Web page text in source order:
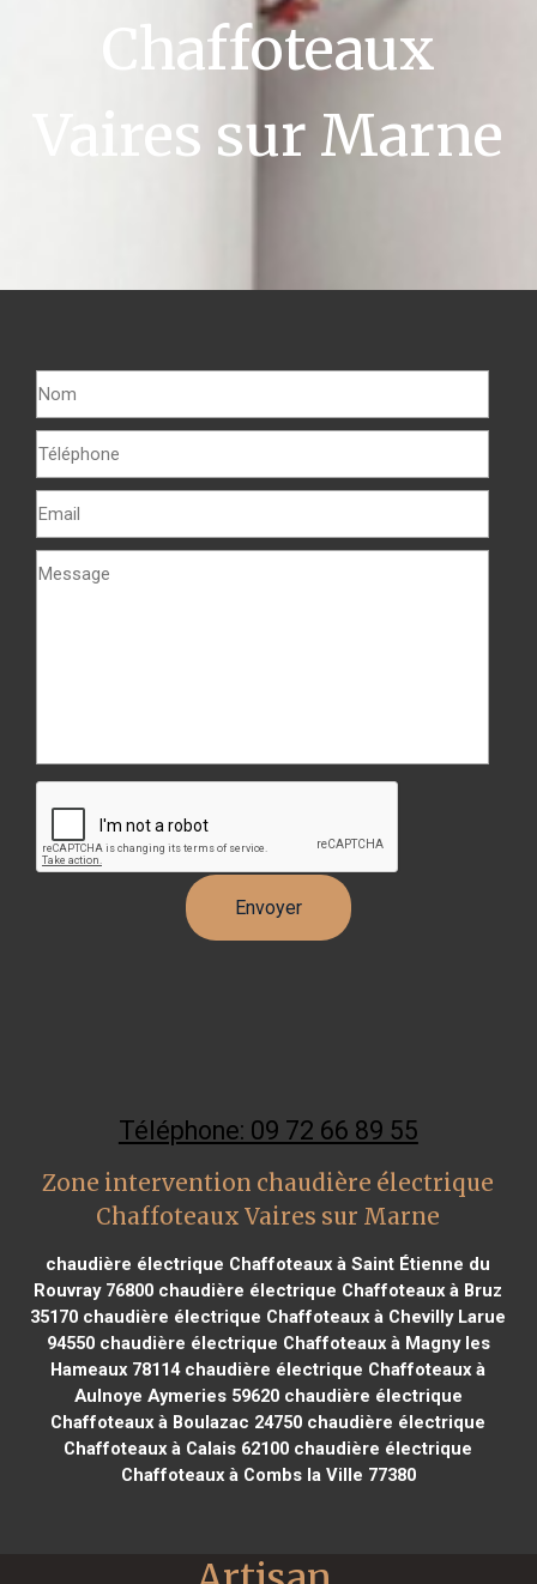
Chaffoteaux
Vaires sur Marne
Téléphone: 09 72 66 89 55
Zone intervention chaudière électrique
Chaffoteaux Vaires sur Marne
chaudière électrique Chaffoteaux à Saint Étienne du
Rouvray 76800 chaudière électrique Chaffoteaux à Bruz
35170 chaudière électrique Chaffoteaux à Chevilly Larue
94550chaudière électrique Chaffoteaux à Magny les
Hameaux 78114chaudière électrique Chaffoteaux à
Aulnoye Aymeries 59620chaudière électrique
Chaffoteaux à Boulazac 24750 chaudière électrique
Chaffoteaux à Calais 62100 chaudière électrique
Chaffoteaux à Combs la Ville 77380